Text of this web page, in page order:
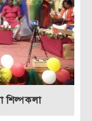
শিল্পকলা